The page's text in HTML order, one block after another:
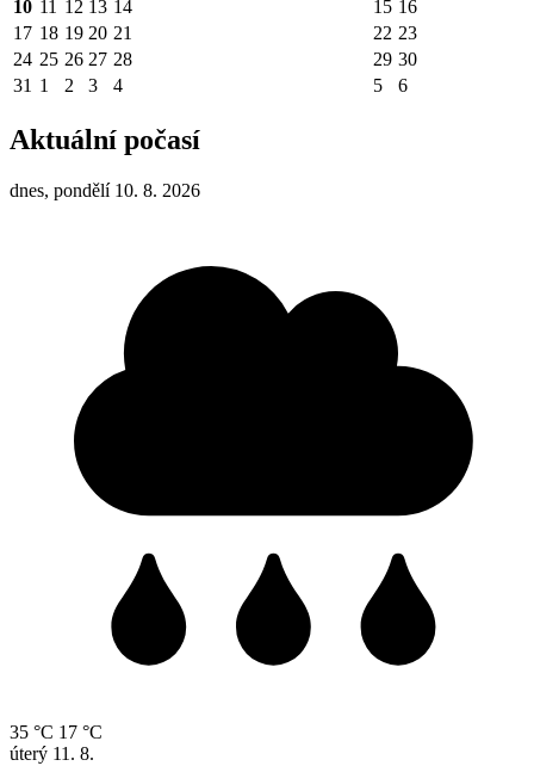
10 11 12 13 14 15 16
17 18 19 20 21 22 23
24 25 26 27 28 29 30
31 1 2 3 4 5 6
Aktuální počasí
dnes, pondělí 10. 8. 2026
35 °C 17 °C
úterý 11. 8.